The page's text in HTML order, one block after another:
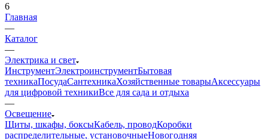
6
Главная
—
Каталог
—
Электрика и свет
ИнструментЭлектроинструментБытовая
техникаПосудаСантехникаХозяйственные товарыАксессуары
для цифровой техникиВсе для сада и отдыха
—
Освещение
Щиты, шкафы, боксыКабель, проводКоробки
распределительные, установочныеНовогодняя